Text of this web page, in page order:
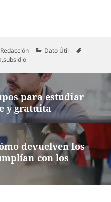
Categorías
Dato Útil
,subsidio
para estudiar
y gratuita
devuelven los
con los